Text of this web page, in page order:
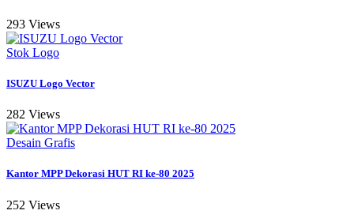
293 Views
Stok Logo
ISUZU Logo Vector
282 Views
Desain Grafis
Kantor MPP Dekorasi HUT RI ke-80 2025
252 Views